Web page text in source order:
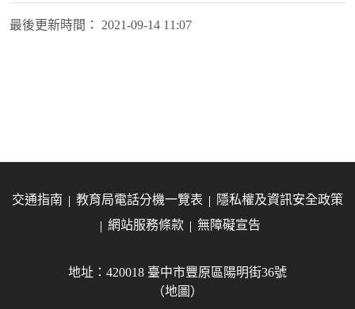
最後更新時間： 2021-09-14 11:07
交通指南 教育局電話分機一覽表
隱私權及資訊安全政策
網站服務條款
無障礙宣告
地址：420018 臺中市豐原區陽明街36號
（地圖）